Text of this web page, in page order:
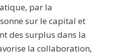
par la
sur le capital et
des surplus dans la
la collaboration,